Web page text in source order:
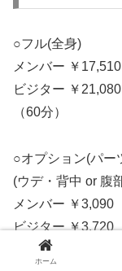
○フル(全身)
メンバー ￥17,510
ビジター ￥21,080
（60分）
○オプション(パー
(ウデ・背中 or 腹
メンバー ￥3,090
ビジター ￥3,720
（各10分）
ホーム